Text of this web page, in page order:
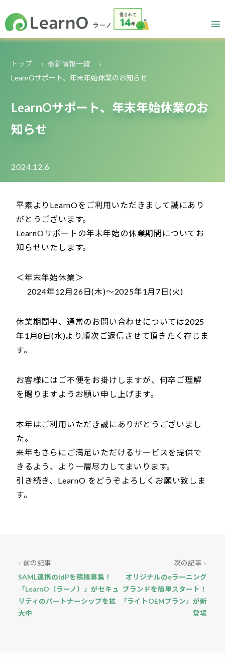
トップ
最新情報一覧
LearnOサポート、年末年始休業のお知らせ
LearnOサポート、年末年始休業のお
知らせ
2024.12.6
平素よりLearnOをご利用いただきまして誠にあり
がとうございます。
LearnOサポートの年末年始の休業期間についてお
知らせいたします。
＜年末年始休業＞
2024年12月26日(木)～2025年1月7日(火)
休業期間中、通常のお問い合わせについては2025
年1月8日(水)より順次ご返信させて頂きたく存じま
す。
お客様にはご不便をお掛けしますが、何卒ご理解
を賜りますようお願い申し上げます。
本年はご利用いただき誠にありがとうございまし
た。
来年もさらにご満足いただけるサービスを提供で
きるよう、より一層尽力してまいります。
引き続き、LearnO をどうぞよろしくお願い致しま
す。
< 前の記事
SAML連携のIdPを積極募集！
「LearnO（ラーノ）」がセキュ
リティのパートナーシップを拡
大中
次の記事 >
オリジナルのeラーニング
ブランドを簡単スタート！
「ライトOEMプラン」が新
登場